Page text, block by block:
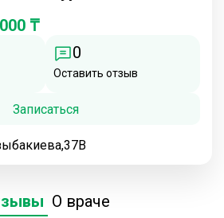
О враче
₸
0
Оставить отзыв
Записаться